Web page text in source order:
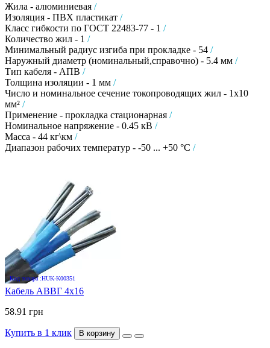
Жила - алюминиевая /
Изоляция - ПВХ пластикат /
Класс гибкости по ГОСТ 22483-77 - 1 /
Количество жил - 1 /
Минимальный радиус изгиба при прокладке - 54 /
Наружный диаметр (номинальный,справочно) - 5.4 мм /
Тип кабеля - АПВ /
Толщина изоляции - 1 мм /
Число и номинальное сечение токопроводящих жил - 1х10
мм² /
Применение - прокладка стационарная /
Номинальное напряжение - 0.45 кВ /
Масса - 44 кг\км /
Диапазон рабочих температур - -50 ... +50 °C /
Код товара :HUK-K00351
Кабель АВВГ 4х16
58.91 грн
Купить в 1 клик В корзину